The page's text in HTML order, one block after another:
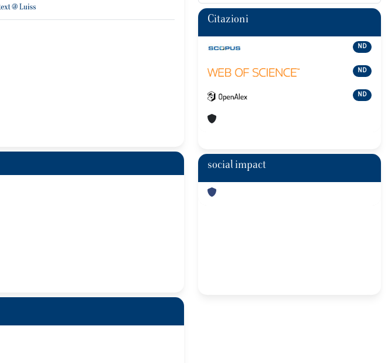
Citazioni
ND
ND
ND
social impact